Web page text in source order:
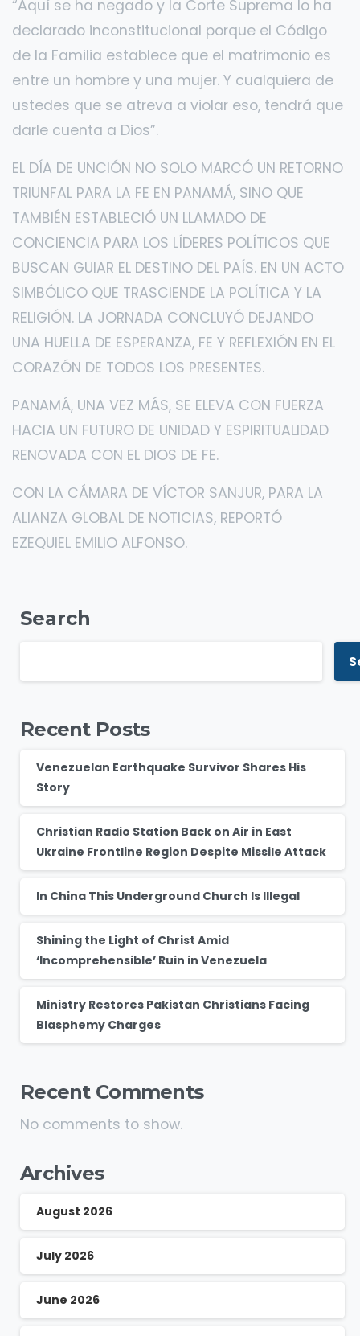
“Aquí se ha negado y la Corte Suprema lo ha
declarado inconstitucional porque el Código
de la Familia establece que el matrimonio es
entre un hombre y una mujer. Y cualquiera de
ustedes que se atreva a violar eso, tendrá que
darle cuenta a Dios”.
EL DÍA DE UNCIÓN NO SOLO MARCÓ UN RETORNO
TRIUNFAL PARA LA FE EN PANAMÁ, SINO QUE
TAMBIÉN ESTABLECIÓ UN LLAMADO DE
CONCIENCIA PARA LOS LÍDERES POLÍTICOS QUE
BUSCAN GUIAR EL DESTINO DEL PAÍS. EN UN ACTO
SIMBÓLICO QUE TRASCIENDE LA POLÍTICA Y LA
RELIGIÓN. LA JORNADA CONCLUYÓ DEJANDO
UNA HUELLA DE ESPERANZA, FE Y REFLEXIÓN EN EL
CORAZÓN DE TODOS LOS PRESENTES.
PANAMÁ, UNA VEZ MÁS, SE ELEVA CON FUERZA
HACIA UN FUTURO DE UNIDAD Y ESPIRITUALIDAD
RENOVADA CON EL DIOS DE FE.
CON LA CÁMARA DE VÍCTOR SANJUR, PARA LA
ALIANZA GLOBAL DE NOTICIAS, REPORTÓ
EZEQUIEL EMILIO ALFONSO.
Search
Recent Posts
Venezuelan Earthquake Survivor Shares His
Story
Christian Radio Station Back on Air in East
Ukraine Frontline Region Despite Missile Attack
In China This Underground Church Is Illegal
Shining the Light of Christ Amid
‘Incomprehensible’ Ruin in Venezuela
Ministry Restores Pakistan Christians Facing
Blasphemy Charges
Recent Comments
No comments to show.
Archives
August 2026
July 2026
June 2026